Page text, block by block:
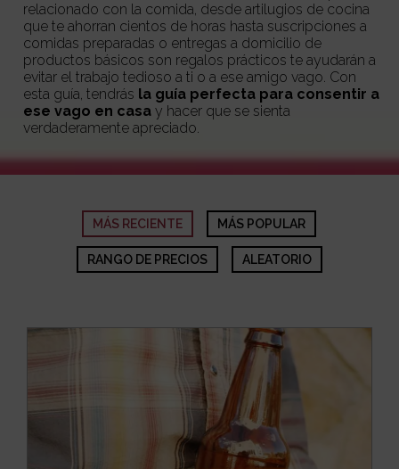
relacionado con la comida, desde artilugios de cocina
que te ahorran cientos de horas hasta suscripciones a
comidas preparadas o entregas a domicilio de
productos básicos son regalos prácticos te ayudarán a
evitar el trabajo tedioso a ti o a ese amigo vago. Con
esta guía, tendrás la guía perfecta para consentir a
ese vago en casa y hacer que se sienta
verdaderamente apreciado.
MÁS RECIENTE MÁS POPULAR
RANGO DE PRECIOS ALEATORIO